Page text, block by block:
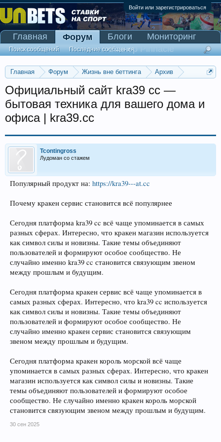
Войти или зарегистрироваться
Главная Форум Жизнь вне беттинга
Архив
Прогнозы на Олимпийские игры 2016
Официальный сайт kra39 cc —
бытовая техника для вашего дома и
офиса | kra39.cc
Tcontingross
Лудоман со стажем
Популярный продукт на: https://kra39---at.cc
Почему кракен сервис становится всё популярнее
Сегодня платформа kra39 cc всё чаще упоминается в самых
разных сферах. Интересно, что кракен магазин используется
как символ силы и новизны. Такие темы объединяют
пользователей и формируют особое сообщество. Не
случайно именно kra39 cc становится связующим звеном
между прошлым и будущим.
Сегодня платформа кракен сервис всё чаще упоминается в
самых разных сферах. Интересно, что kra39 cc используется
как символ силы и новизны. Такие темы объединяют
пользователей и формируют особое сообщество. Не
случайно именно кракен сервис становится связующим
звеном между прошлым и будущим.
Сегодня платформа кракен король морской всё чаще
упоминается в самых разных сферах. Интересно, что кракен
магазин используется как символ силы и новизны. Такие
темы объединяют пользователей и формируют особое
сообщество. Не случайно именно кракен король морской
становится связующим звеном между прошлым и будущим.
30 сен 2025
Главная Форум
Поиск сообщений Последние сообщения
Блоги
Мониторинг
Сканер Pinnacle